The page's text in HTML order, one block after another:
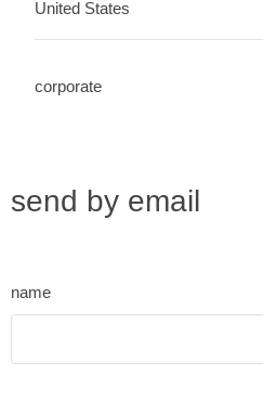
United States
corporate
send by email
name